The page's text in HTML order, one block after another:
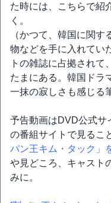
た時には、こちらで紹
く。
（かつて、韓国に関
物などを手に入れてい
トの雑誌に占拠されて
たまにある。韓国ドラ
一抹の寂しさも感じる
予告動画はDVD公式サ
の番組サイトで見るこ
パン王キム・タック」
や見どころ、キャスト
みに。